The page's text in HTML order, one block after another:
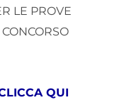
LE PROVE
QUI